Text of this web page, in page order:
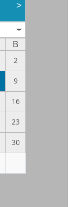
>
В
2
9
16
23
30